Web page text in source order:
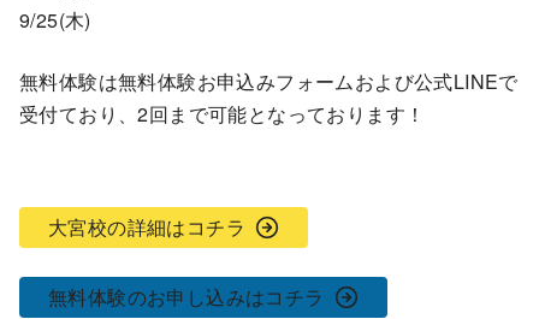
9/25(木)
無料体験は無料体験お申込みフォームおよび公式LINEで
受付ており、2回まで可能となっております！
大宮校の詳細はコチラ
無料体験のお申し込みはコチラ